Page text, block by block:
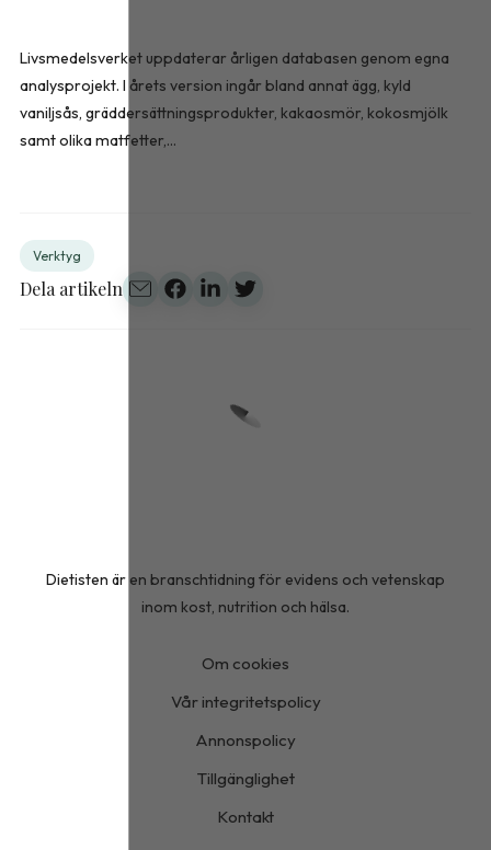
Livsmedelsverket uppdaterar årligen databasen genom egna
analysprojekt. I årets version ingår bland annat ägg, kyld
vaniljsås, gräddersättningsprodukter, kakaosmör, kokosmjölk
samt olika matfetter,...
Verktyg
Dela artikeln
Dietisten är en branschtidning för evidens och vetenskap
inom kost, nutrition och hälsa.
Om cookies
Vår integritetspolicy
Annonspolicy
Tillgänglighet
Kontakt